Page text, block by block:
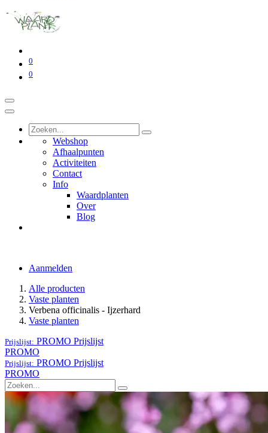
0
0
Webshop
Afhaalpunten
Activiteiten
Contact
Info
Waardplanten
Over
Blog
Aanmelden
Alle producten
Vaste planten
Verbena officinalis - Ijzerhard
Vaste planten
Prijslijst: PROMO Prijslijst
PROMO
Prijslijst: PROMO Prijslijst
PROMO